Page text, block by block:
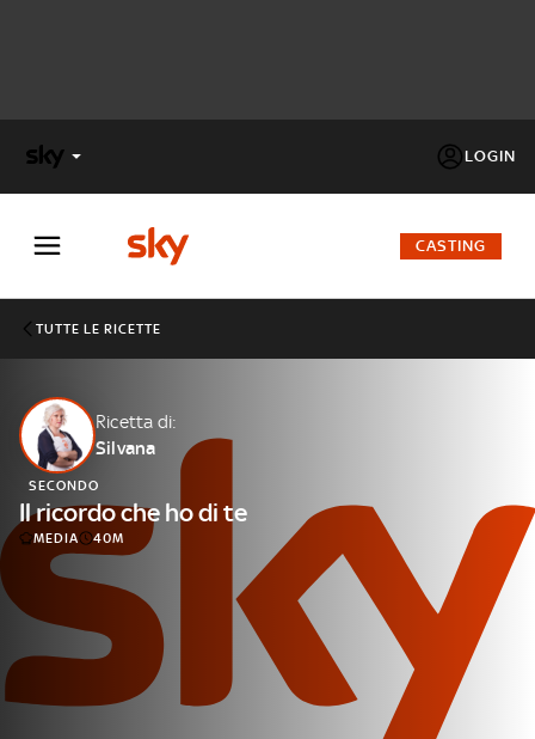
LOGIN
FACTOR
Cos’altro vedere:
PROGRAMMI SKY
Un mondo di offerte:
SKY.IT
NOW
CASTING
TUTTE LE RICETTE
Ricetta di:
Silvana
SECONDO
Il ricordo che ho di te
MEDIA 40M